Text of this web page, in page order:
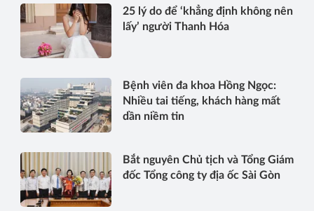
25 lý do để ‘khẳng định không nên
lấy’ người Thanh Hóa
Bệnh viên đa khoa Hồng Ngọc:
Nhiều tai tiếng, khách hàng mất
dần niềm tin
Bắt nguyên Chủ tịch và Tổng Giám
đốc Tổng công ty địa ốc Sài Gòn